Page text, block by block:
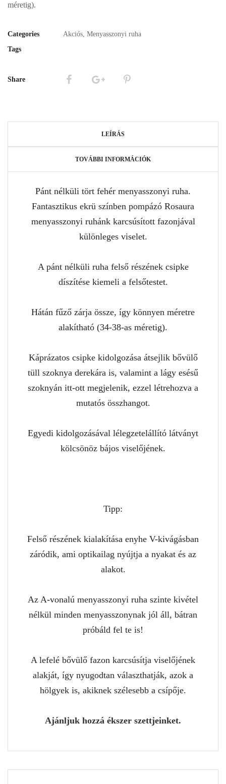
méretig).
Categories Akciós, Menyasszonyi ruha
Tags
Share
LEÍRÁS
TOVÁBBI INFORMÁCIÓK
Pánt nélküli tört fehér menyasszonyi ruha.
Fantasztikus ekrü színben pompázó Rosaura
menyasszonyi ruhánk karcsúsított fazonjával
különleges viselet.
A pánt nélküli ruha felső részének csipke
díszítése kiemeli a felsőtestet.
Hátán fűző zárja össze, így könnyen méretre
alakítható (34-38-as méretig).
Káprázatos csipke kidolgozása átsejlik bővülő
tüll szoknya derekára is, valamint a lágy esésű
szoknyán itt-ott megjelenik, ezzel létrehozva a
mutatós összhangot.
Egyedi kidolgozásával lélegzetelállító látványt
kölcsönöz bájos viselőjének.
Tipp:
Felső részének kialakítása enyhe V-kivágásban
záródik, ami optikailag nyújtja a nyakat és az
alakot.
Az A-vonalú menyasszonyi ruha szinte kivétel
nélkül minden menyasszonynak jól áll, bátran
próbáld fel te is!
A lefelé bővülő fazon karcsúsítja viselőjének
alakját, így nyugodtan választhatják, azok a
hölgyek is, akiknek szélesebb a csípője.
Ajánljuk hozzá ékszer szettjeinket.